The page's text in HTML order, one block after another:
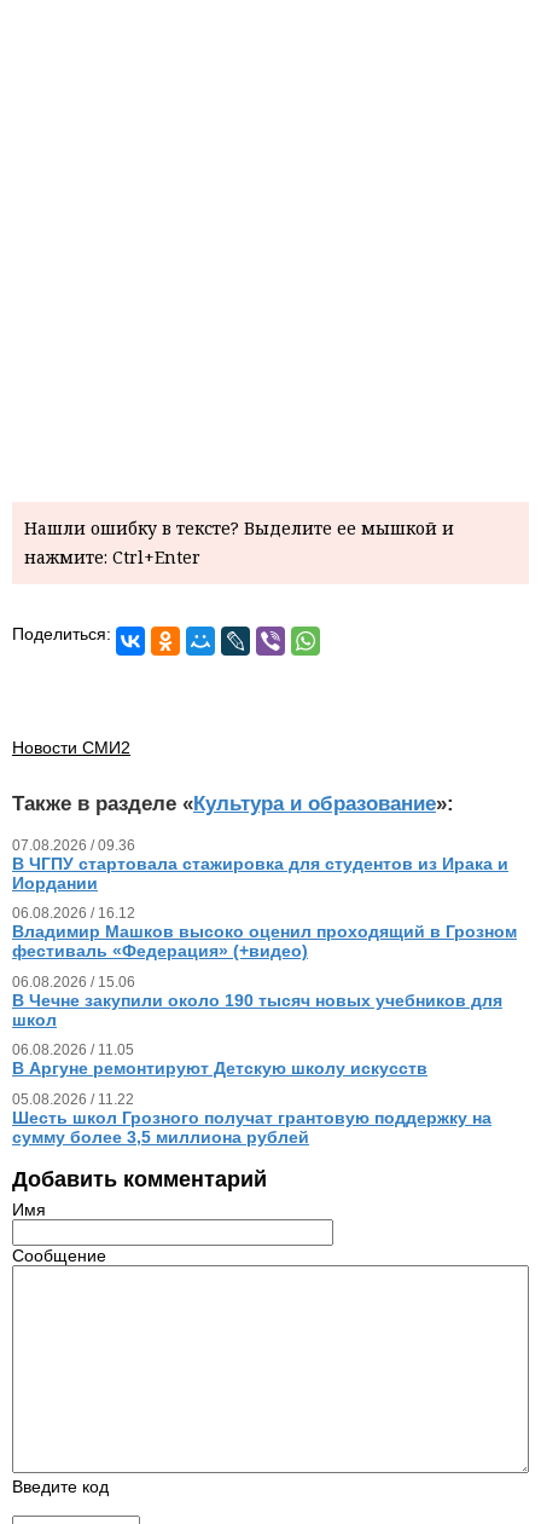
Нашли ошибку в тексте? Выделите ее мышкой и
нажмите: Ctrl+Enter
Поделиться:
Новости СМИ2
Также в разделе «Культура и образование»:
07.08.2026 / 09.36
В ЧГПУ стартовала стажировка для студентов из Ирака и
Иордании
06.08.2026 / 16.12
Владимир Машков высоко оценил проходящий в Грозном
фестиваль «Федерация» (+видео)
06.08.2026 / 15.06
В Чечне закупили около 190 тысяч новых учебников для
школ
06.08.2026 / 11.05
В Аргуне ремонтируют Детскую школу искусств
05.08.2026 / 11.22
Шесть школ Грозного получат грантовую поддержку на
сумму более 3,5 миллиона рублей
Добавить комментарий
Имя
Сообщение
Введите код